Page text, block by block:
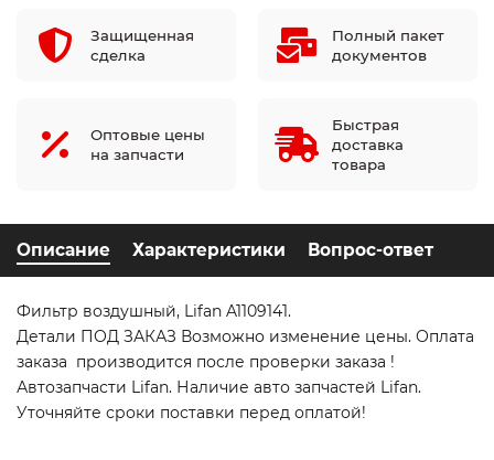
Защищенная
сделка
Полный пакет
документов
Оптовые цены
на запчасти
Быстрая
доставка
товара
Описание Характеристики Вопрос-ответ
Фильтр воздушный, Lifan A1109141.
Детали ПОД ЗАКАЗ Возможно изменение цены. Оплата
заказа производится после проверки заказа !
Автозапчасти Lifan. Наличие авто запчастей Lifan.
Уточняйте сроки поставки перед оплатой!